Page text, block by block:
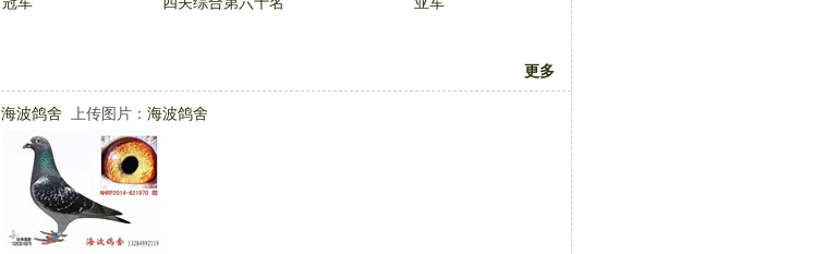
更多
海波鸽舍 上传图片： 海波鸽舍